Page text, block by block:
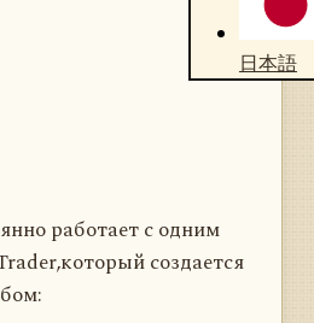
日本語
работает с одним
создается